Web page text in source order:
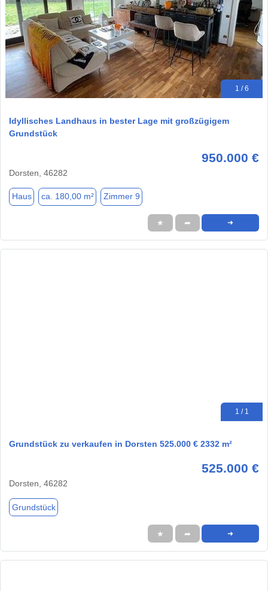
1 / 6
Idyllisches Landhaus in bester Lage mit großzügigem
Grundstück
950.000 €
Dorsten, 46282
Haus ca. 180,00 m² Zimmer 9
★ ➦ ➜
1 / 1
Grundstück zu verkaufen in Dorsten 525.000 € 2332 m²
525.000 €
Dorsten, 46282
Grundstück
★ ➦ ➜